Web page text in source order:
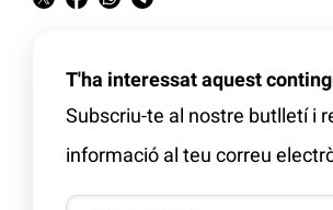
T'ha interessat aquest
Subscriu-te al nostre butlletí i
informació al teu correu